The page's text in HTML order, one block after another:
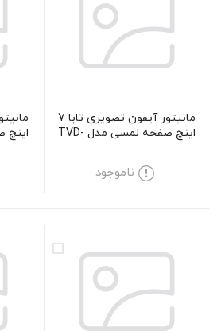
مانیتور آیفون تصویری تابا 7
اینچ صفحه لمسی مدل TVD-
ناموجود